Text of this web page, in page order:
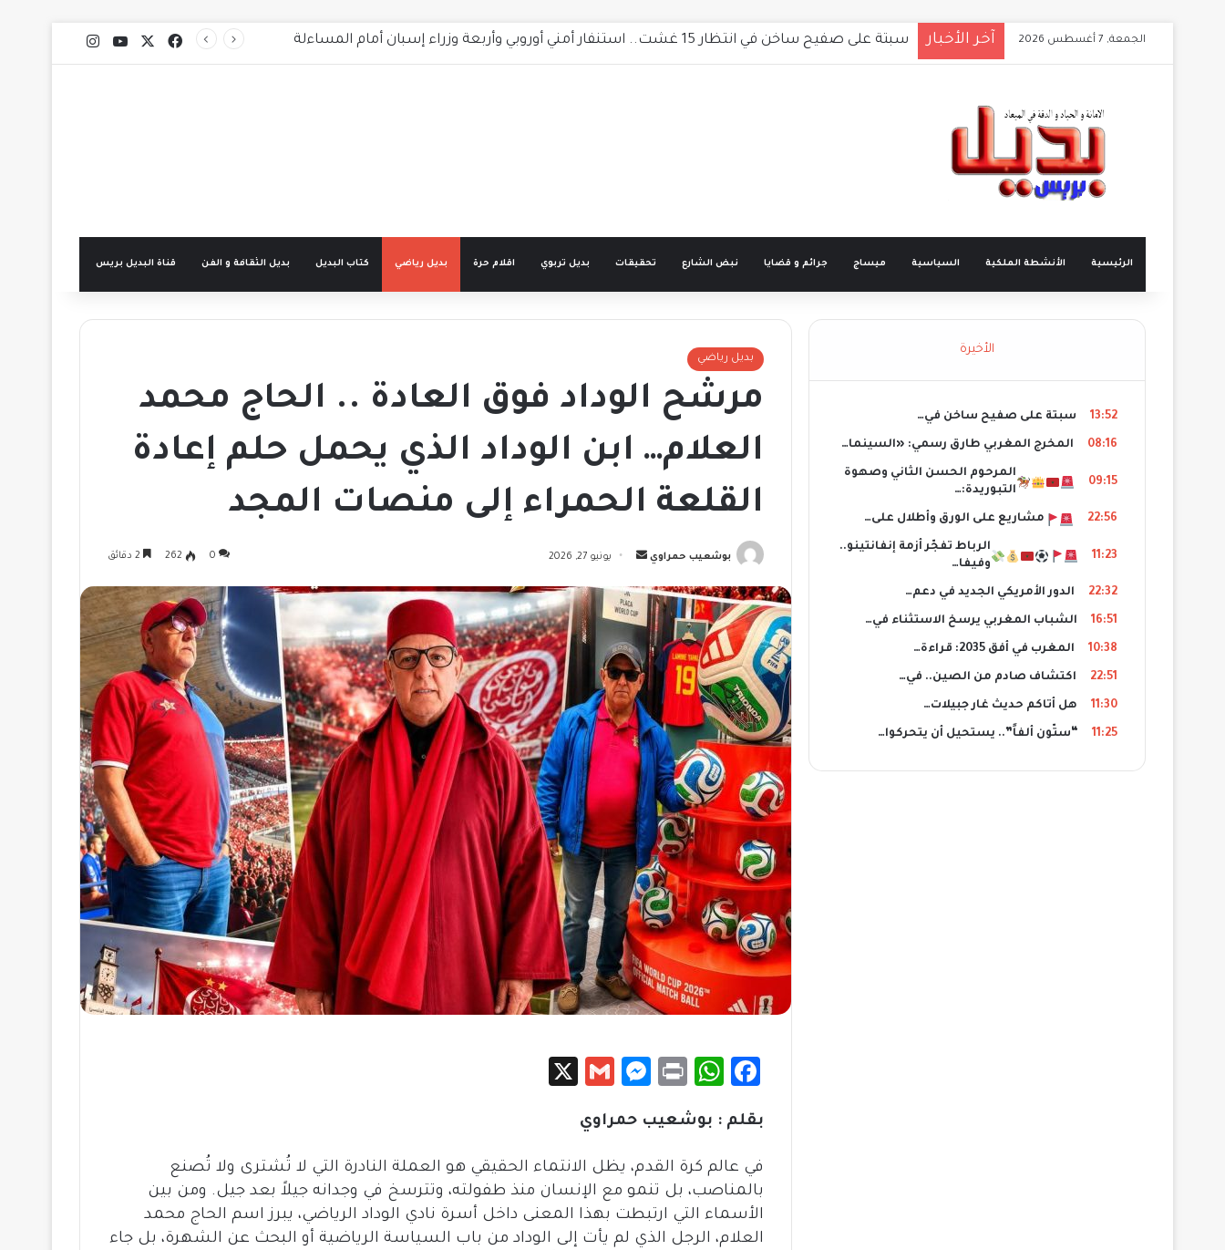
الجمعة, 7 أغسطس 2026 آخر الأخبار المخرج المغربي طارق رسمي: «السينما انعكاس لوعينا بالواقع» فيسبوكيوتيوبانستقرام
الرئيسية الأنشطة الملكية السياسية ميساج جرائم و قضايا نبض الشارع تحقيقات بديل تربوي اقلام حرة بديل رياضي كتاب البديل بديل الثقافة و الفن قناة البديل بريس
بديل رياضي
مرشح الوداد فوق العادة .. الحاج محمد
العلام… ابن الوداد الذي يحمل حلم إعادة
القلعة الحمراء إلى منصات المجد
بوشعيب حمراوي
أرسل
إلكترونيا
يونيو 27, 2026 0
262
Fa
e
b
o
ok
W
at
sA
p
p
Pr
t
M
se
n
g
er
G
ailبقلم : بوشعيب حمراوي
في عالم كرة القدم، يظل الانتماء الحقيقي هو العملة النادرة التي لا تُشترى ولا تُصنع
بالمناصب، بل تنمو مع الإنسان منذ طفولته، وتترسخ في وجدانه جيلاً بعد جيل. ومن بين
الأسماء التي ارتبطت بهذا المعنى داخل أسرة نادي الوداد الرياضي، يبرز اسم الحاج محمد
العلام، الرجل الذي لم يأت إلى الوداد من باب السياسة الرياضية أو البحث عن الشهرة، بل جاء
الأخيرة
13:52 سبتة على صفيح ساخن في…
08:16 المخرج المغربي طارق رسمي: «السينما…
09:15
المرحوم الحسن الثاني وصهوة
التبوريدة:…
22:56 مشاريع على الورق وأطلال على…
11:23
الرباط تفجّر أزمة إنفانتينو..
وفيفا…
22:32 الدور الأمريكي الجديد في دعم…
16:51 الشباب المغربي يرسخ الاستثناء في…
10:38 المغرب في أفق 2035: قراءة…
22:51 اكتشاف صادم من الصين.. في…
11:30 هل أتاكم حديث غار جبيلات…
11:25 “ستّون ألفاً”.. يستحيل أن يتحركوا…